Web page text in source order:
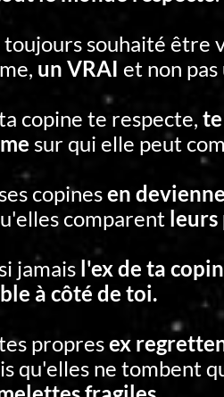
toujours souhaité être
un VRAI et non
copine te respecte,
sur qui elle peut
copinesen
comparent leurs
jamais l'ex de ta
à côté de toi.
propresex
qu'elles ne tombent